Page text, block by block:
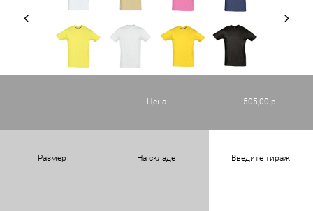
Цена 505,00 р.
Размер На складе Введите тираж